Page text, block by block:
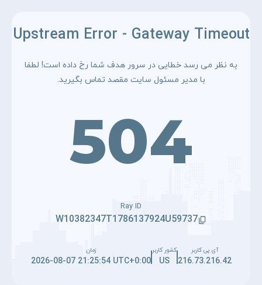
Upstream Error - Gateway Timeout
به نظر می رسد خطایی در سرور هدف شما رخ داده است! لطفا
با مدیر مسئول سایت مقصد تماس بگیرید.
504
Ray ID
W10382347T1786137924U59737
آی پی کاربر
216.73.216.42
کشور کاربر
US
زمان
2026-08-07 21:25:54 UTC+0:00